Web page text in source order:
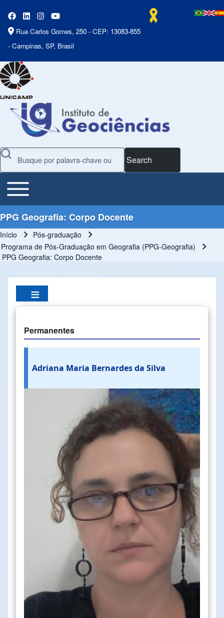
Rua Carlos Gomes, 250 - CEP: 13083-855
- Campinas, SP, Brasil
Search
Main Menu
Toggle main menu
PPG Geografia: Corpo Docente
Trilha de navegação
Início
Pós-graduação
Programa de Pós-Graduação em Geografia (PPG-Geografia)
PPG Geografia: Corpo Docente
Permanentes
Adriana Maria Bernardes da Silva